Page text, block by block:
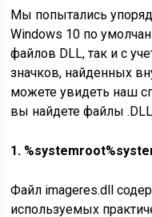
Мы попытались
Windows 10 по
файлов DLL, так и с
значков, найденных
можете увидеть наш
вы найдете файлы
1.
Файл imageres.dll
используемых